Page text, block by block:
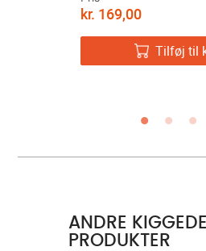
kr. 169,00
Tilføj til
ANDRE
PRODUKTER